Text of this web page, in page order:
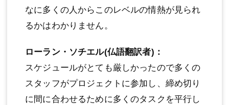
なに多くの人からこのレベルの情熱が見られ
るかはわかりません。
ローラン・ソチエル(仏語翻訳者)：
スケジュールがとても厳しかったので多くの
スタッフがプロジェクトに参加し、締め切り
に間に合わせるために多くのタスクを平行し